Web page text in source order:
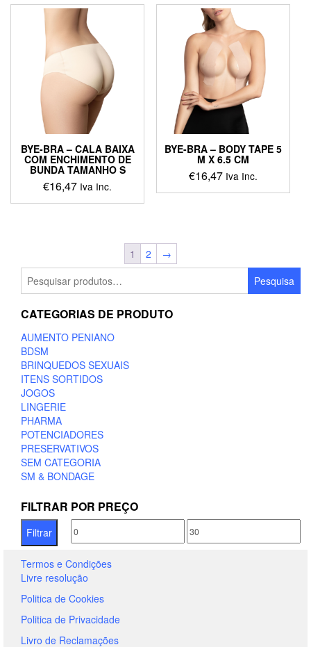
has
multiple
variants.
The
options
may
be
chosen
product
page
BYE-BRA – CALA BAIXA
COM ENCHIMENTO DE
BUNDA TAMANHO S
€16,47 Iva Inc.
This
The
options
be
chosen
on
the
product
page
BYE-BRA – BODY TAPE 5
M X 6.5 CM
€16,47 Iva Inc.
1 2
→
Pesquisar
por:
Pesquisa
CATEGORIAS DE PRODUTO
AUMENTO PENIANO
BDSM
BRINQUEDOS SEXUAIS
ITENS SORTIDOS
JOGOS
LINGERIE
PHARMA
POTENCIADORES
PRESERVATIVOS
SEM CATEGORIA
SM & BONDAGE
FILTRAR POR PREÇO
Preço
Preço
Filtrar
Termos e Condições
Livre resolução
Politica de Cookies
Politica de Privacidade
Livro de Reclamações